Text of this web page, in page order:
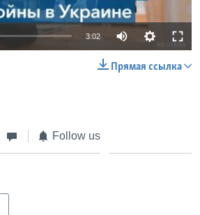
3:02
Прямая ссылка
Follow us